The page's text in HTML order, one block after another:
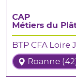
CAP
Métiers du
BTP CFA Loire
Roanne